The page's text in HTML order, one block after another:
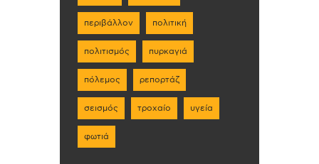
περιβάλλον πολιτική
πολιτισμός πυρκαγιά
πόλεμος ρεπορτάζ
σεισμός τροχαίο υγεία
φωτιά